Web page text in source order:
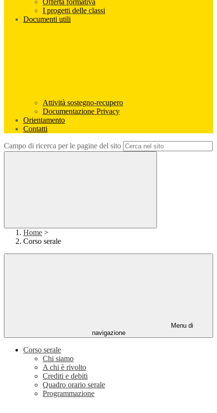
Offerta formativa
I progetti delle classi
Documenti utili
Attività sostegno-recupero
Documentazione Privacy
Orientamento
Contatti
Campo di ricerca per le pagine del sito
Home >
Corso serale
Menu di
navigazione
Corso serale
Chi siamo
A chi è rivolto
Crediti e debiti
Quadro orario serale
Programmazione